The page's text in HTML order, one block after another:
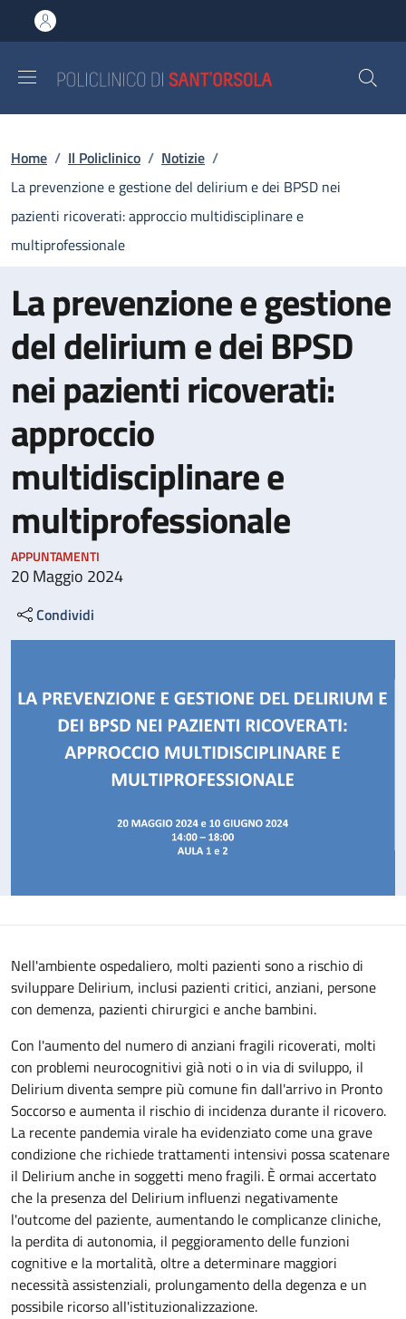
al contenuto principale
to footer content
Briciole di pane
Home / Il Policlinico / Notizie /
La prevenzione e gestione del delirium e dei BPSD nei
pazienti ricoverati: approccio multidisciplinare e
multiprofessionale
La prevenzione e gestione
del delirium e dei BPSD
nei pazienti ricoverati:
approccio
multidisciplinare e
multiprofessionale
APPUNTAMENTI
20 Maggio 2024
Condividi
Nell'ambiente ospedaliero, molti pazienti sono a rischio di
sviluppare Delirium, inclusi pazienti critici, anziani, persone
con demenza, pazienti chirurgici e anche bambini.
Con l'aumento del numero di anziani fragili ricoverati, molti
con problemi neurocognitivi già noti o in via di sviluppo, il
Delirium diventa sempre più comune fin dall'arrivo in Pronto
Soccorso e aumenta il rischio di incidenza durante il ricovero.
La recente pandemia virale ha evidenziato come una grave
condizione che richiede trattamenti intensivi possa scatenare
il Delirium anche in soggetti meno fragili. È ormai accertato
che la presenza del Delirium influenzi negativamente
l'outcome del paziente, aumentando le complicanze cliniche,
la perdita di autonomia, il peggioramento delle funzioni
cognitive e la mortalità, oltre a determinare maggiori
necessità assistenziali, prolungamento della degenza e un
possibile ricorso all'istituzionalizzazione.